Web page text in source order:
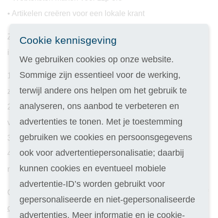
• Artikelen creëren voor een lokale krant
Zo maak je stap voor stap van jouw schrijfwerk een
inkomstenbron:
1. Kies een schrijfspecialisme dat bij je past, bijvoorbeeld
zakelijke teksten of juist journalistieke artikelen.
2. Begin klein: schrijf voor bekenden of
vrijwilligersorganisaties.
3. Vraag om feedback, zodat jij je stijl kunt verbeteren.
4. Ben je toe aan meer klussen? Zet jezelf online in de
markt, bijvoorbeeld via LinkedIn of een eigen website.
Of je nu houdt van
copywriting
Cookie kennisgeving
We gebruiken cookies op onze website.
Sommige zijn essentieel voor de werking,
terwijl andere ons helpen om het gebruik te
analyseren, ons aanbod te verbeteren en
advertenties te tonen. Met je toestemming
gebruiken we cookies en persoonsgegevens
ook voor advertentiepersonalisatie; daarbij
kunnen cookies en eventueel mobiele
advertentie-ID’s worden gebruikt voor
gepersonaliseerde en niet-gepersonaliseerde
advertenties. Meer informatie en je cookie-